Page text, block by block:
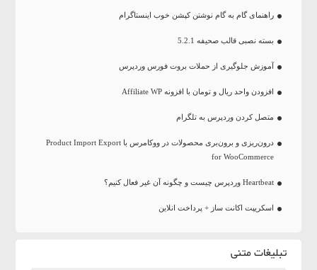
راهنمای گام به گام نوشتن کپشن خوب اینستاگرام
بسته نصبی قالب صحیفه 5.2.1
آموزش جلوگیری از حملات بروت فورس وردپرس
افزودن واحد ریال و تومان با افزونه Affiliate WP
متصل کردن وردپرس به تلگرام
درون‌ریزی و برون‌بری محصولات در ووکامرس با Product Import Export
for WooCommerce
Heartbeat وردپرس چیست و چگونه آن غیر فعال کنیم؟
اسکریپت اکانت ساز + پرداخت انلاین
تبلیغات متنی